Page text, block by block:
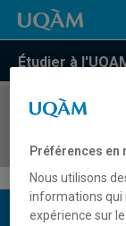
Étudier à
COURS//
Description du
Préférences en
Nous utilisons
informations qui
expérience sur